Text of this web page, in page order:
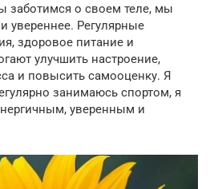
заботимся о своем теле, мы
увереннее. Регулярные
здоровое питание и
улучшить настроение,
и повысить самооценку. Я
занимаюсь спортом, я
уверенным и